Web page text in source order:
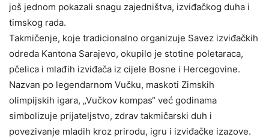
još jednom pokazali snagu zajedništva, izviđačkog duha i
timskog rada.
Takmičenje, koje tradicionalno organizuje Savez izviđačkih
odreda Kantona Sarajevo, okupilo je stotine poletaraca,
pčelica i mlađih izviđača iz cijele Bosne i Hercegovine.
Nazvan po legendarnom Vučku, maskoti Zimskih
olimpijskih igara, „Vučkov kompas“ već godinama
simbolizuje prijateljstvo, zdrav takmičarski duh i
povezivanje mladih kroz prirodu, igru i izviđačke izazove.